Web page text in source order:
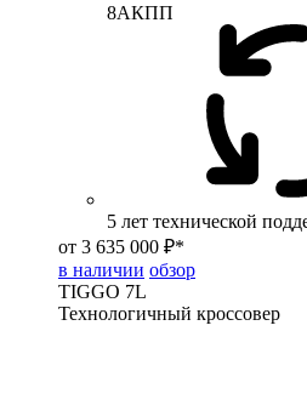
8АКПП
5 лет технической
от 3 635 000 ₽*
в наличии обзор
TIGGO 7L
Технологичный кроссовер